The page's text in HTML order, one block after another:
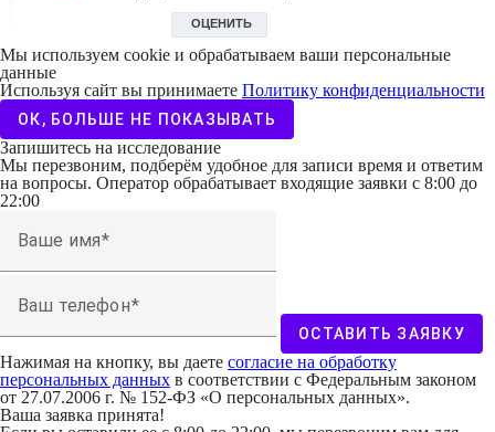
Мы используем cookie и обрабатываем ваши персональные
данные
Используя сайт вы принимаете Политику конфиденциальности
ОК, БОЛЬШЕ НЕ ПОКАЗЫВАТЬ
Запишитесь на исследование
Мы перезвоним, подберём удобное для записи время и ответим
на вопросы. Оператор обрабатывает входящие заявки с 8:00 до
22:00
Ваше имя
Ваш телефон
ОСТАВИТЬ ЗАЯВКУ
Нажимая на кнопку, вы даете согласие на обработку
персональных данных в соответствии с Федеральным законом
от 27.07.2006 г. № 152-ФЗ «О персональных данных».
Ваша заявка принята!